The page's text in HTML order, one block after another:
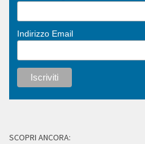
Indirizzo Email
SCOPRI ANCORA: